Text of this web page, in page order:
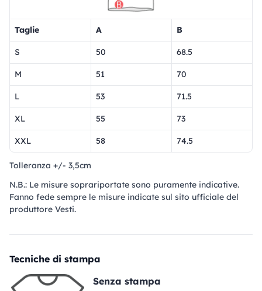
Taglie A B
S 50 68.5
M 51 70
L 53 71.5
XL 55 73
XXL 58 74.5
Tolleranza +/- 3,5cm
N.B.: Le misure soprariportate sono puramente indicative.
Fanno fede sempre le misure indicate sul sito ufficiale del
produttore Vesti.
Tecniche di stampa
Senza stampa